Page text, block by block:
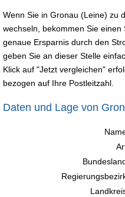
Wenn Sie in Gronau (Leine) zu
wechseln, bekommen Sie
genaue Ersparnis durch den
geben Sie an dieser Stelle
Klick auf "Jetzt vergleichen"
bezogen auf Ihre Postleitzahl.
Daten und Lage von